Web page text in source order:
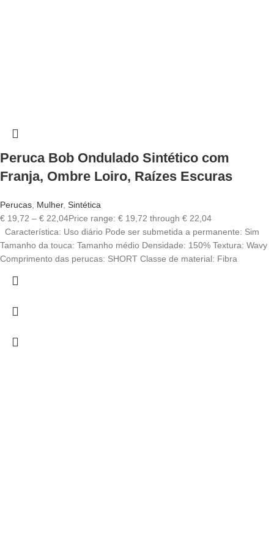
Peruca Bob Ondulado Sintético com
Franja, Ombre Loiro, Raízes Escuras
Perucas, Mulher, Sintética
€ 19,72 – € 22,04Price range: € 19,72 through € 22,04
Característica: Uso diário Pode ser submetida a permanente: Sim
Tamanho da touca: Tamanho médio Densidade: 150% Textura: Wavy
Comprimento das perucas: SHORT Classe de material: Fibra